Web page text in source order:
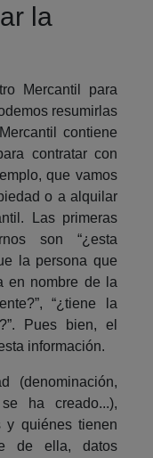
la
Mercantil para
resumirlas
contiene
contratar con
que vamos
o a alquilar
Las primeras
son “¿esta
la persona que
en nombre de la
“¿tiene la
Pues bien, el
información.
(denominación,
ha creado...),
y quiénes tienen
de ella, datos